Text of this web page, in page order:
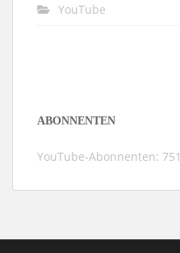
YouTube
ABONNENTEN
YouTube-Abonnenten: 751